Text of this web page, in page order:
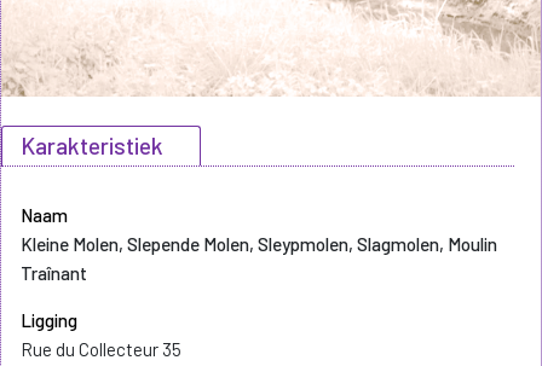
Karakteristiek
Naam
Kleine Molen, Slepende Molen, Sleypmolen, Slagmolen, Moulin
Traînant
Ligging
Rue du Collecteur 35